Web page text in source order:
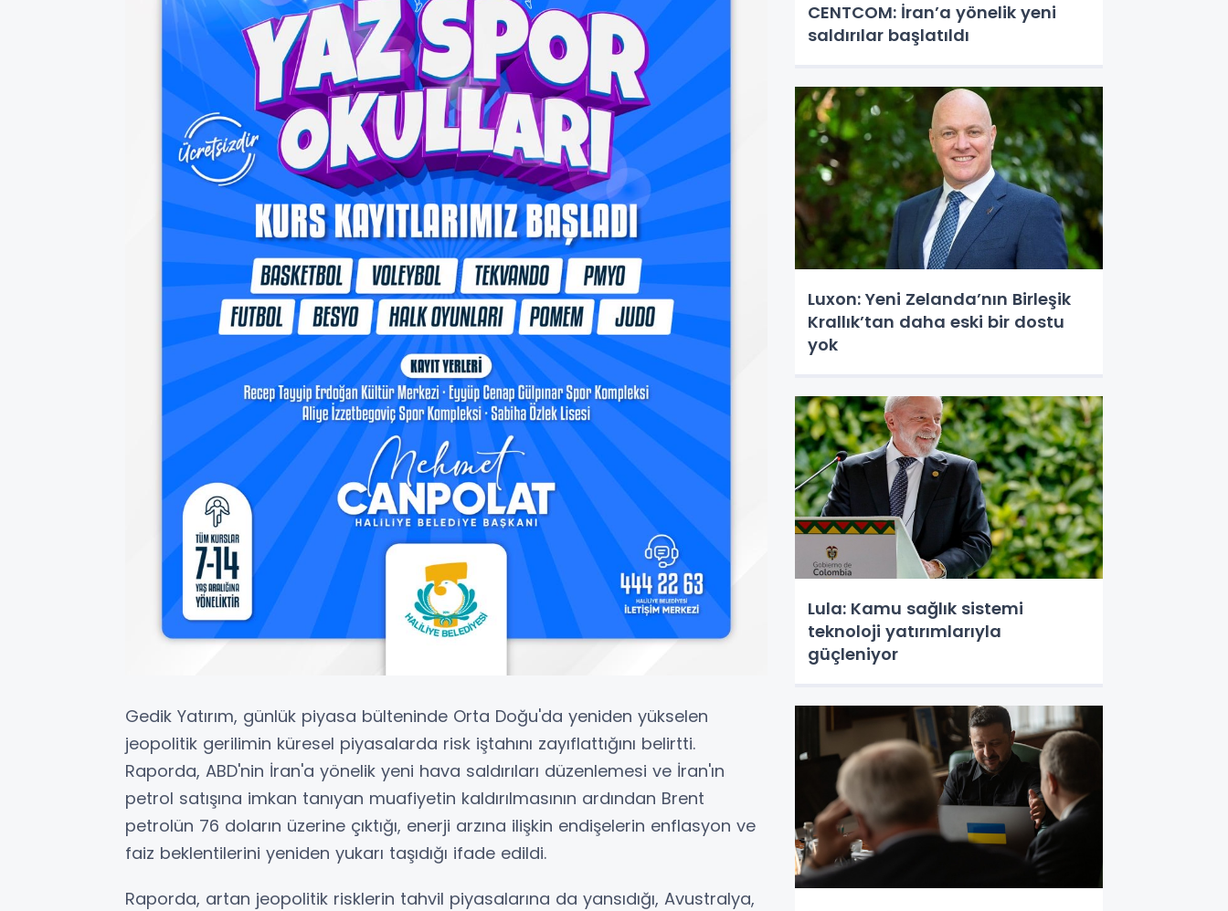
Gedik Yatırım, günlük piyasa bülteninde Orta Doğu'da yeniden yükselen
jeopolitik gerilimin küresel piyasalarda risk iştahını zayıflattığını belirtti.
Raporda, ABD'nin İran'a yönelik yeni hava saldırıları düzenlemesi ve İran'ın
petrol satışına imkan tanıyan muafiyetin kaldırılmasının ardından Brent
petrolün 76 doların üzerine çıktığı, enerji arzına ilişkin endişelerin enflasyon ve
faiz beklentilerini yeniden yukarı taşıdığı ifade edildi.
Raporda, artan jeopolitik risklerin tahvil piyasalarına da yansıdığı, Avustralya,
CENTCOM: İran’a yönelik yeni
saldırılar başlatıldı
Luxon: Yeni Zelanda’nın Birleşik
Krallık’tan daha eski bir dostu
yok
Lula: Kamu sağlık sistemi
teknoloji yatırımlarıyla
güçleniyor